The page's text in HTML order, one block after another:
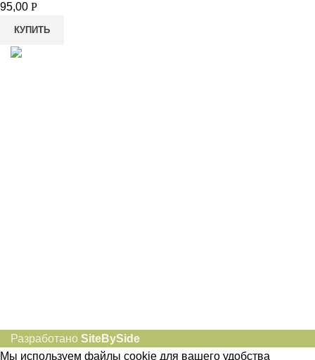
95,00 Р
КУПИТЬ
Разработано SiteBySide
Мы используем файлы cookie для вашего удобства